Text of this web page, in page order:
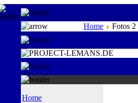
Home Fotos 2
Home